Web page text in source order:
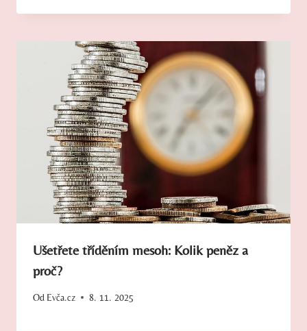
Ušetřete tříděním mesoh: Kolik peněz a
proč?
Od Evča.cz 8. 11. 2025